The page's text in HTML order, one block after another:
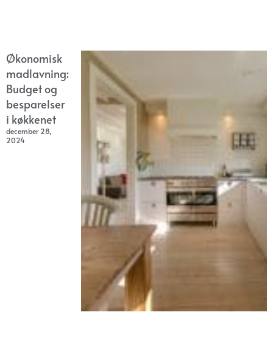
Økonomisk
madlavning:
Budget og
besparelser
i køkkenet
december 28,
2024